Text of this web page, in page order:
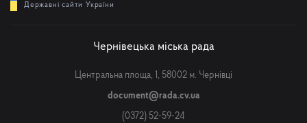
Державні сайти України
Чернівецька міська рада
Центральна площа, 1, 58002 м. Чернівці
document@rada.cv.ua
(0372) 52-59-24